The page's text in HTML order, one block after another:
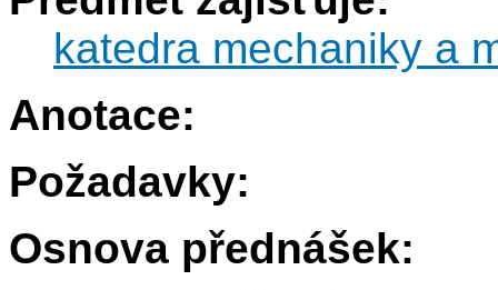
katedra mechaniky a
Anotace:
Požadavky:
Osnova přednášek: